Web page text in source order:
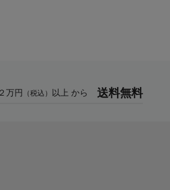
万円 （税込） 以上 から 送料無料